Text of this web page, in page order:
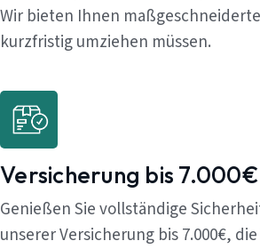
Wir bieten Ihnen
kurzfristig umziehen müssen.
Versicherung bis 7.000€
Genießen Sie vollständige
unserer Versicherung bis 7.000€,